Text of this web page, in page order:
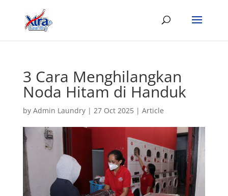
3 Cara Menghilangkan
Noda Hitam di Handuk
by Admin Laundry| 27 Oct 2025| Article